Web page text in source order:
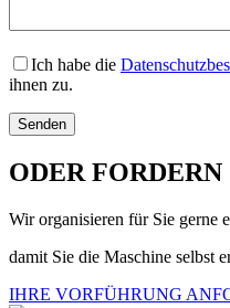
Ich habe die
ihnen zu.
ODER
Wir organisieren für Sie gerne
damit Sie die Maschine selbst
IHRE VORFÜHRUNG